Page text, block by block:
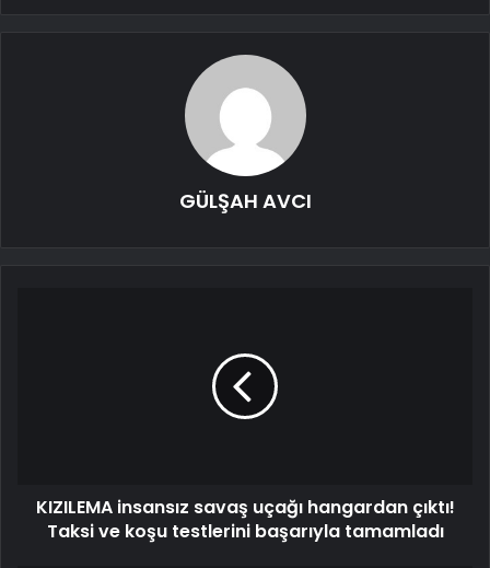
GÜLŞAH AVCI
KIZILEMA insansız savaş uçağı hangardan çıktı!
Taksi ve koşu testlerini başarıyla tamamladı